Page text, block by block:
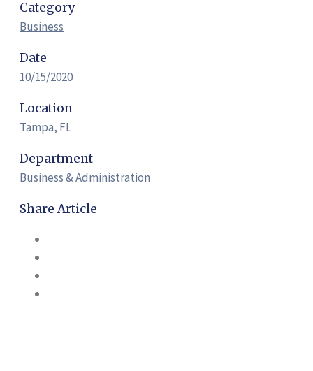
Category
Business
Date
10/15/2020
Location
Tampa, FL
Department
Business & Administration
Share Article